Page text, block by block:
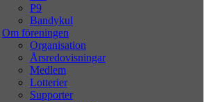
P9
Bandykul
Om föreningen
Organisation
Årsredovisningar
Medlem
Lotterier
Supporter